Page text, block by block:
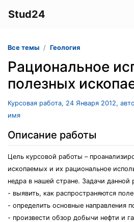
Stud24
Все темы Геология
Рациональное
полезных
Курсовая работа, 24 Января 2012,
имя
Описание работы
Цель курсовой работы –
ископаемых и их рациональное
недра в нашей стране. Задачи данной
- выявить, как распространяются
- определить основные направления
- произвести обзор добычи нефти и